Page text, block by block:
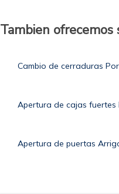
Tambien ofrecemos
Cambio de cerraduras
Apertura de cajas fuertes
Apertura de puertas